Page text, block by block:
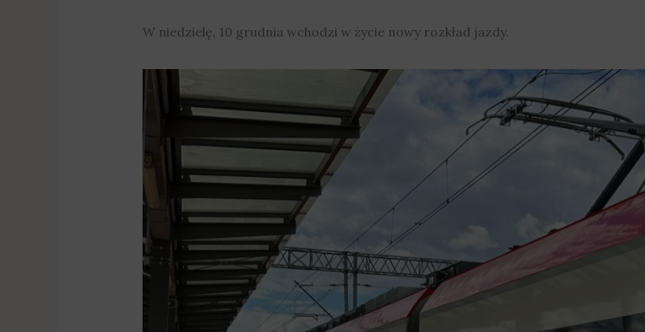
W niedzielę, 10 grudnia wchodzi w życie nowy rozkład jazdy.